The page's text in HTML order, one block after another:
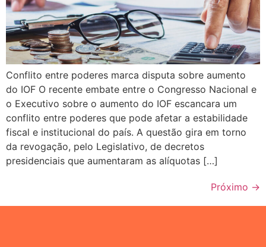
Conflito entre poderes marca disputa sobre aumento
do IOF O recente embate entre o Congresso Nacional e
o Executivo sobre o aumento do IOF escancara um
conflito entre poderes que pode afetar a estabilidade
fiscal e institucional do país. A questão gira em torno
da revogação, pelo Legislativo, de decretos
presidenciais que aumentaram as alíquotas […]
Próximo →